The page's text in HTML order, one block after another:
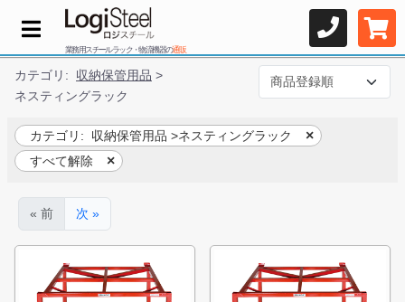
業務用スチールラック・物流機器の通販
カテゴリ: 収納保管用品 >
ネスティングラック
カテゴリ: 収納保管用品 >ネスティングラック
すべて解除
« 前 次 »